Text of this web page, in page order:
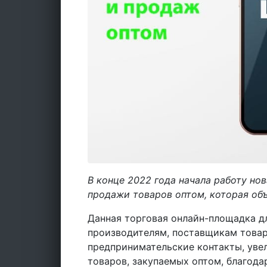
В конце 2022 года начала работу
продажи товаров оптом, которая
Данная торговая онлайн-площадка
производителям, поставщикам
предпринимательские контакты,
товаров, закупаемых оптом,